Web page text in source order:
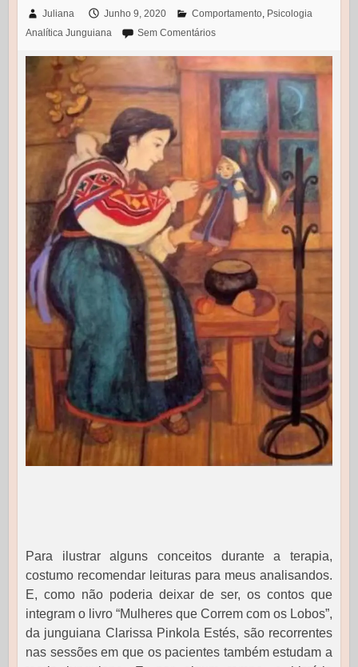
Juliana Junho 9, 2020 Comportamento, Psicologia
Analítica Junguiana
Sem Comentários
Para ilustrar alguns conceitos durante a terapia,
costumo recomendar leituras para meus analisandos.
E, como não poderia deixar de ser, os contos que
integram o livro “Mulheres que Correm com os Lobos”,
da junguiana Clarissa Pinkola Estés, são recorrentes
nas sessões em que os pacientes também estudam a